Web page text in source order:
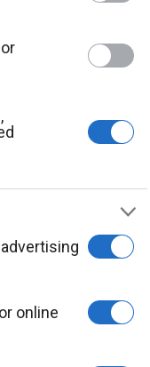
online
καθένας
της ρακέτας